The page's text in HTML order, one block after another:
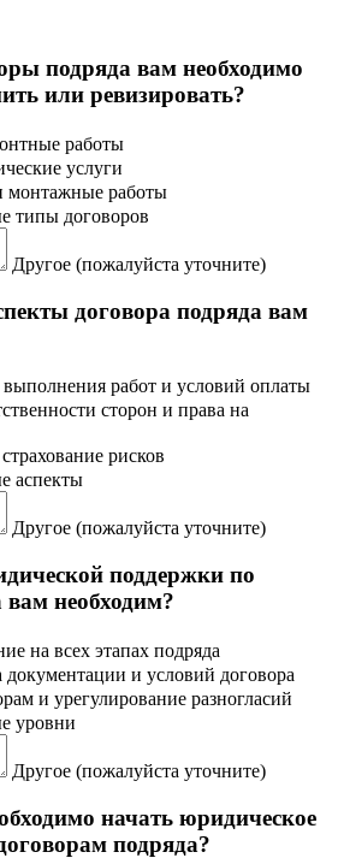
подряда вам необходимо
или ревизировать?
работы
услуги
монтажные работы
типы договоров
Другое (пожалуйста уточните)
договора подряда вам
работ и условий оплаты
сторон и права на
рисков
аспекты
Другое (пожалуйста уточните)
поддержки по
вам необходим?
на всех этапах подряда
документации и условий договора
и урегулирование разногласий
уровни
Другое (пожалуйста уточните)
начать юридическое
подряда?